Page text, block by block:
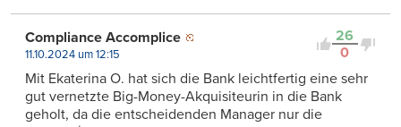
26
0
Compliance Accomplice
11.10.2024 um 12:15
Mit Ekaterina O. hat sich die Bank leichtfertig eine sehr
gut vernetzte Big-Money-Akquisiteurin in die Bank
geholt, da die entscheidenden Manager nur die